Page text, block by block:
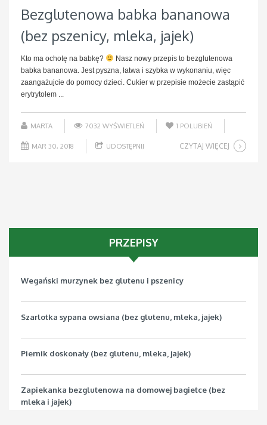
Bezglutenowa babka bananowa
(bez pszenicy, mleka, jajek)
Kto ma ochotę na babkę?
Nasz nowy przepis to bezglutenowa
babka bananowa. Jest pyszna, łatwa i szybka w wykonaniu, więc
zaangażujcie do pomocy dzieci. Cukier w przepisie możecie zastąpić
erytrytolem ...
MARTA 7032 WYŚWIETLEŃ 1 POLUBIEŃ
MAR 30, 2018 UDOSTĘPNIJ CZYTAJ WIĘCEJ
PRZEPISY
Wegański murzynek bez glutenu i pszenicy
Szarlotka sypana owsiana (bez glutenu, mleka, jajek)
Piernik doskonały (bez glutenu, mleka, jajek)
Zapiekanka bezglutenowa na domowej bagietce (bez
mleka i jajek)